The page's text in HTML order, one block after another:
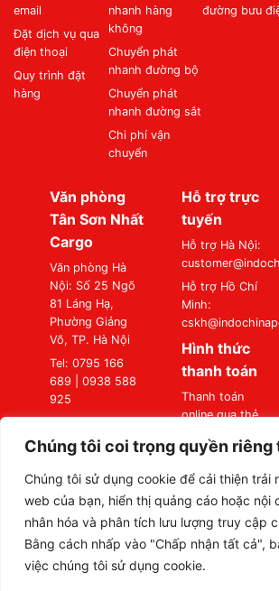
Chúng tôi coi trọng quyền riêng
Chúng tôi sử dụng cookie để cải thiện trải
web của bạn, hiển thị quảng cáo hoặc nội
nhân hóa và phân tích lưu lượng truy cập
Bằng cách nhấp vào "Chấp nhận tất cả",
việc chúng tôi sử dụng cookie.
email
Đặt dịch vụ qua
điện thoại
Quy trình đặt
hàng
nhanh hàng
không
Chuyển phát
nhanh đường bộ
Chuyển phát
nhanh đường sắt
Chi phí vận
chuyển
đường bưu
Văn phòng
Tân Sơn Nhất
Cargo
Văn phòng Hà
Nội: Số 25 Ngõ
81 Láng Hạ,
Phường Giảng
Võ, TP. Hà Nội
Tel: 0795 166
689 | 0938 588
925
Gòn: Số 87
Đường A4
(K300), Phường
Bảy Hiền, TP. Hồ
Chí Minh
Tel: 0795 166
689 | 0938 588
925
Hỗ trợ trực
tuyến
Hỗ trợ Hà Nội:
Hỗ trợ Hồ Chí
Minh:
Hình thức
thanh toán
Thanh toán
online qua thẻ
Thanh toán tại
Văn Phòng